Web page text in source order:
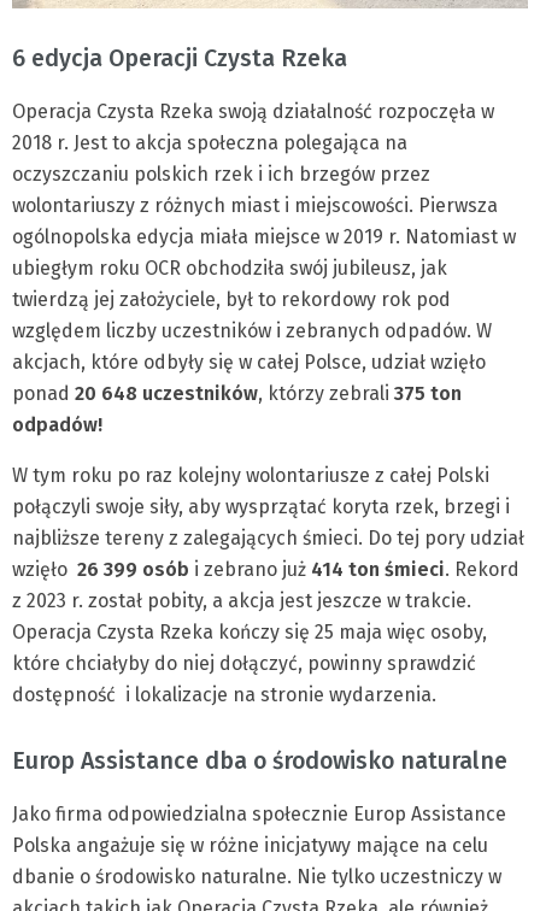
6 edycja Operacji Czysta Rzeka
Operacja Czysta Rzeka swoją działalność rozpoczęła w
2018 r. Jest to akcja społeczna polegająca na
oczyszczaniu polskich rzek i ich brzegów przez
wolontariuszy z różnych miast i miejscowości. Pierwsza
ogólnopolska edycja miała miejsce w 2019 r. Natomiast w
ubiegłym roku OCR obchodziła swój jubileusz, jak
twierdzą jej założyciele, był to rekordowy rok pod
względem liczby uczestników i zebranych odpadów. W
akcjach, które odbyły się w całej Polsce, udział wzięło
ponad 20 648 uczestników, którzy zebrali 375 ton
odpadów!
W tym roku po raz kolejny wolontariusze z całej Polski
połączyli swoje siły, aby wysprzątać koryta rzek, brzegi i
najbliższe tereny z zalegających śmieci. Do tej pory udział
wzięło 26 399 osób i zebrano już 414 ton śmieci. Rekord
z 2023 r. został pobity, a akcja jest jeszcze w trakcie.
Operacja Czysta Rzeka kończy się 25 maja więc osoby,
które chciałyby do niej dołączyć, powinny sprawdzić
dostępność i lokalizacje na stronie wydarzenia.
Europ Assistance dba o środowisko naturalne
Jako firma odpowiedzialna społecznie Europ Assistance
Polska angażuje się w różne inicjatywy mające na celu
dbanie o środowisko naturalne. Nie tylko uczestniczy w